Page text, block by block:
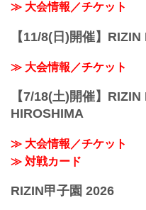
≫ 大会情報／チケット
【11/8(日)開催】
≫ 大会情報／チケット
【7/18(土)開催】
HIROSHIMA
≫ 大会情報／チケット
≫ 対戦カード
RIZIN甲子園 2026